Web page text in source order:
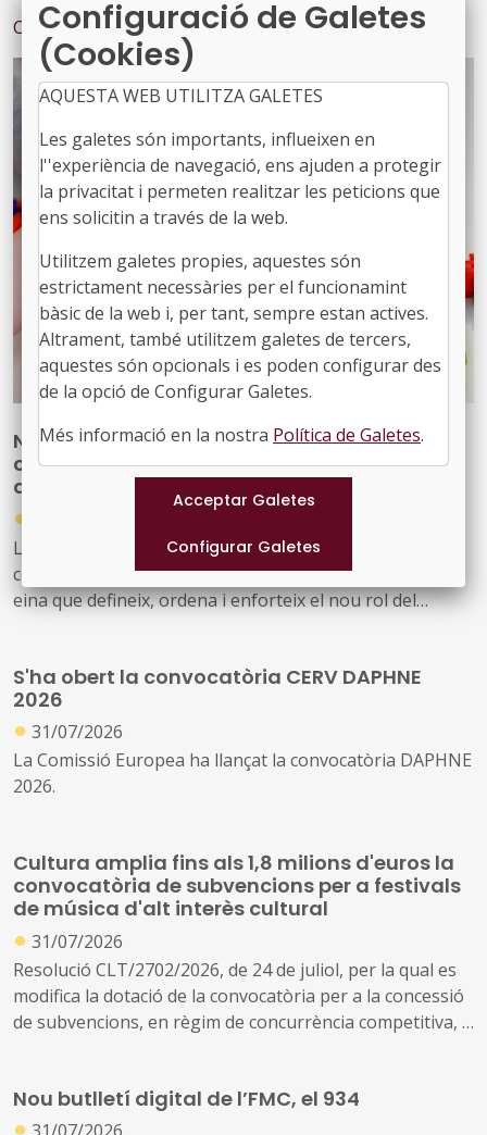
Contingut relacionat
Nova publicació per reforçar les
competències del personal tècnic municipal
d’educació
●
La Diputació de Barcelona ha editat la publicació ‘Marc
competencial del perfil tècnic municipal d’educació’, una
eina que defineix, ordena i enforteix el nou rol del
locals
S'ha obert la convocatòria CERV DAPHNE
2026
● 31/07/2026
La Comissió Europea ha llançat la convocatòria DAPHNE
2026.
Cultura amplia fins als 1,8 milions d'euros la
convocatòria de subvencions per a festivals
de música d'alt interès cultural
● 31/07/2026
Resolució CLT/2702/2026, de 24 de juliol, per la qual es
modifica la dotació de la convocatòria per a la concessió
de subvencions, en règim de concurrència competitiva, a
Nou butlletí digital de l’FMC, el 934
●
Configuració de Galetes
(Cookies)
AQUESTA WEB UTILITZA GALETES
Les galetes són importants, influeixen en
l''experiència de navegació, ens ajuden a protegir
la privacitat i permeten realitzar les peticions que
ens solicitin a través de la web.
Utilitzem galetes propies, aquestes són
estrictament necessàries per el funcionamint
bàsic de la web i, per tant, sempre estan actives.
Altrament, també utilitzem galetes de tercers,
aquestes són opcionals i es poden configurar des
de la opció de Configurar Galetes.
Més informació en la nostra Política de Galetes.